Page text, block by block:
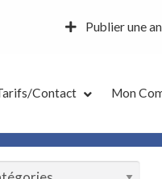
Publier une
Contact Mon